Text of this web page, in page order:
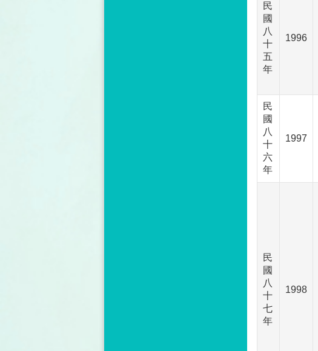
民
國
八
十
五
年
1996
民
國
八
十
六
年
1997
民
國
八
十
七
年
1998